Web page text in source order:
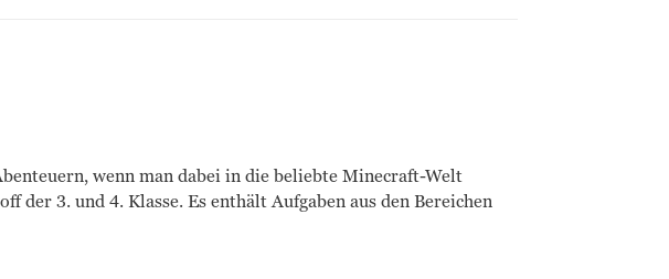
wenn man dabei in die beliebte Minecraft-Welt
3. und 4. Klasse. Es enthält Aufgaben aus den Bereichen